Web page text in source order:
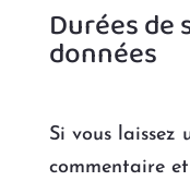
Durées de
données
Si vous laissez
commentaire